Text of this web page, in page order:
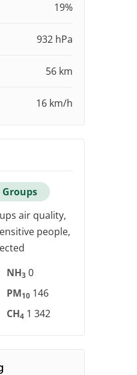
19%
932 hPa
56 km
16 km/h
air quality,
people,
NH3 0
PM10 146
CH4 1 342